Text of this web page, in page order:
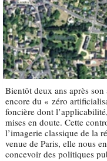
Bientôt deux ans après
encore du « zéro
foncière dont
mises en doute. Cette
l’imagerie classique de la
venue de Paris, elle nous
concevoir des politiques